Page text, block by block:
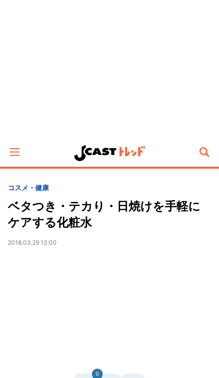
コスメ・健康
ベタつき・テカり・日焼けを手軽に
ケアする化粧水
2018.03.29 13:00
0